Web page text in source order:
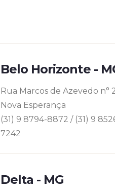
Belo Horizonte -
Rua Marcos de Azevedo n°
Nova Esperança
(31) 9 8794-8872 / (31) 9
7242
Delta - MG